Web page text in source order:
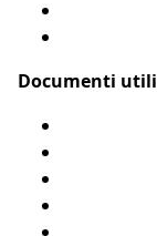
Documenti utili